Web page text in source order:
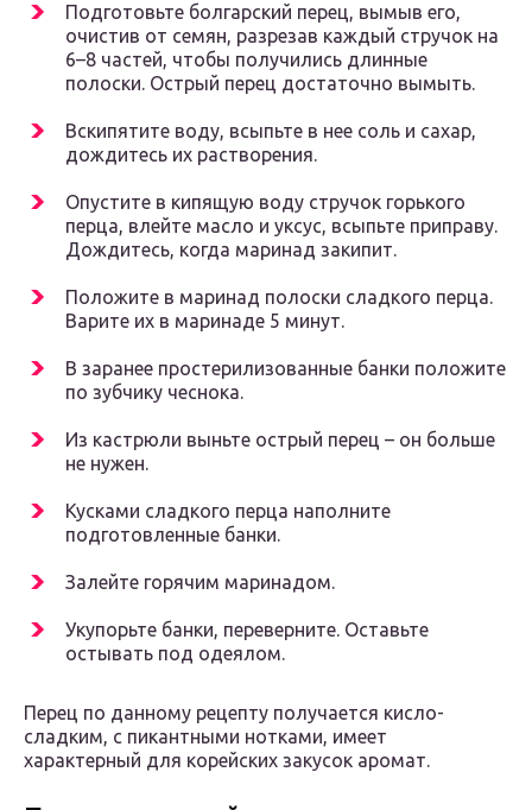
Подготовьте болгарский перец, вымыв его,
очистив от семян, разрезав каждый стручок на
6–8 частей, чтобы получились длинные
полоски. Острый перец достаточно вымыть.
Вскипятите воду, всыпьте в нее соль и сахар,
дождитесь их растворения.
Опустите в кипящую воду стручок горького
перца, влейте масло и уксус, всыпьте приправу.
Дождитесь, когда маринад закипит.
Положите в маринад полоски сладкого перца.
Варите их в маринаде 5 минут.
В заранее простерилизованные банки положите
по зубчику чеснока.
Из кастрюли выньте острый перец – он больше
не нужен.
Кусками сладкого перца наполните
подготовленные банки.
Залейте горячим маринадом.
Укупорьте банки, переверните. Оставьте
остывать под одеялом.
Перец по данному рецепту получается кисло-
сладким, с пикантными нотками, имеет
характерный для корейских закусок аромат.